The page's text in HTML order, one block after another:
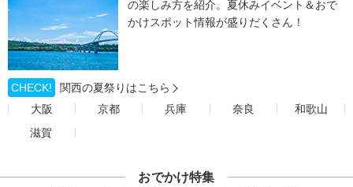
の楽しみ方を紹介。夏休みイベント＆おで
かけスポット情報が盛りだくさん！
CHECK!
関西の夏祭りはこちら
大阪
京都 兵庫 奈良
和歌山
滋賀
おでかけ特集